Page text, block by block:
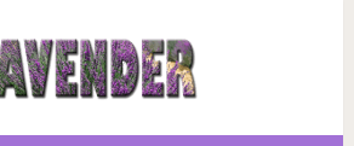
Как дома приготовить
минимум масла